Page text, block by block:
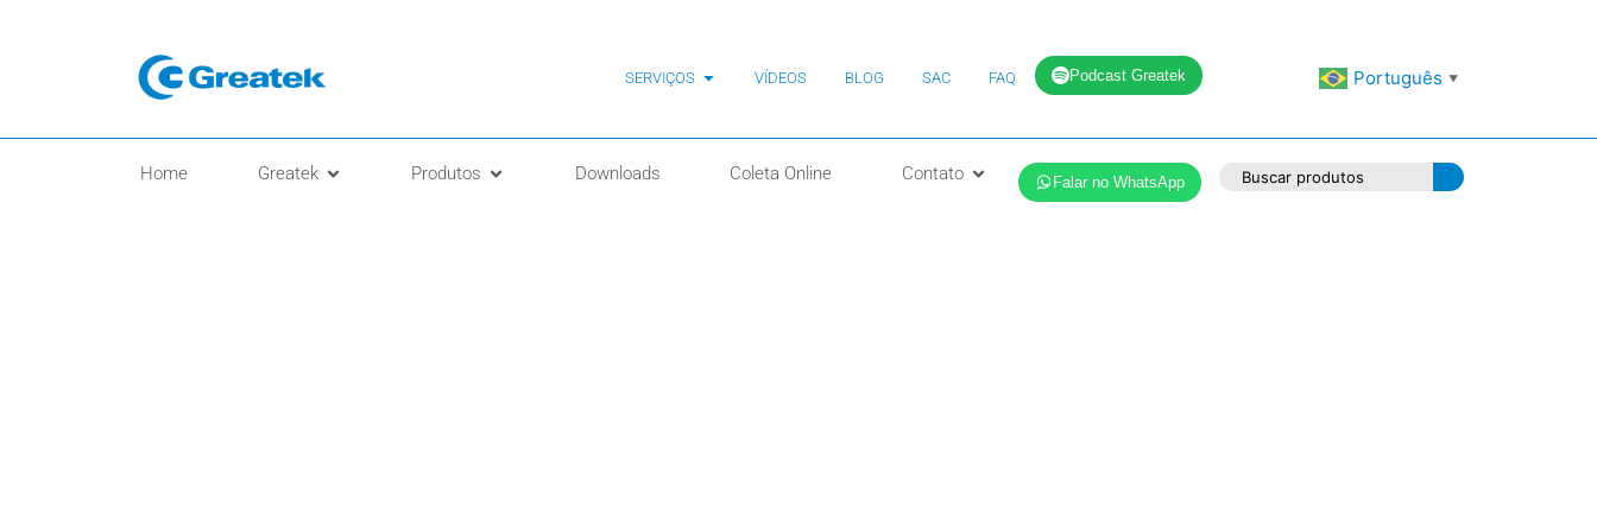
SERVIÇOS VÍDEOS BLOG SAC FAQ Podcast Greatek Português ▼
Home Greatek Produtos Downloads Coleta Online Contato Falar no WhatsApp